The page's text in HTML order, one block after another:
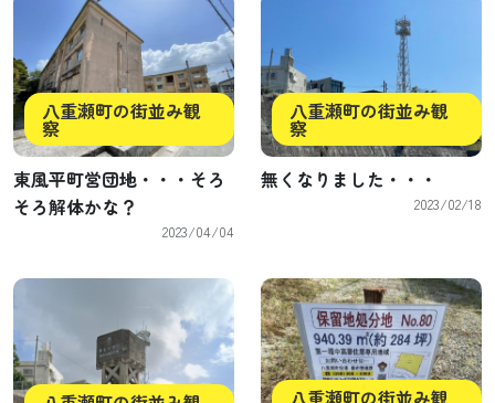
八重瀬町の街並み観
察
東風平町営団地・・・そろ
そろ解体かな？
2023/04/04
八重瀬町の街並み観
察
無くなりました・・・
2023/02/18
八重瀬町の街並み観